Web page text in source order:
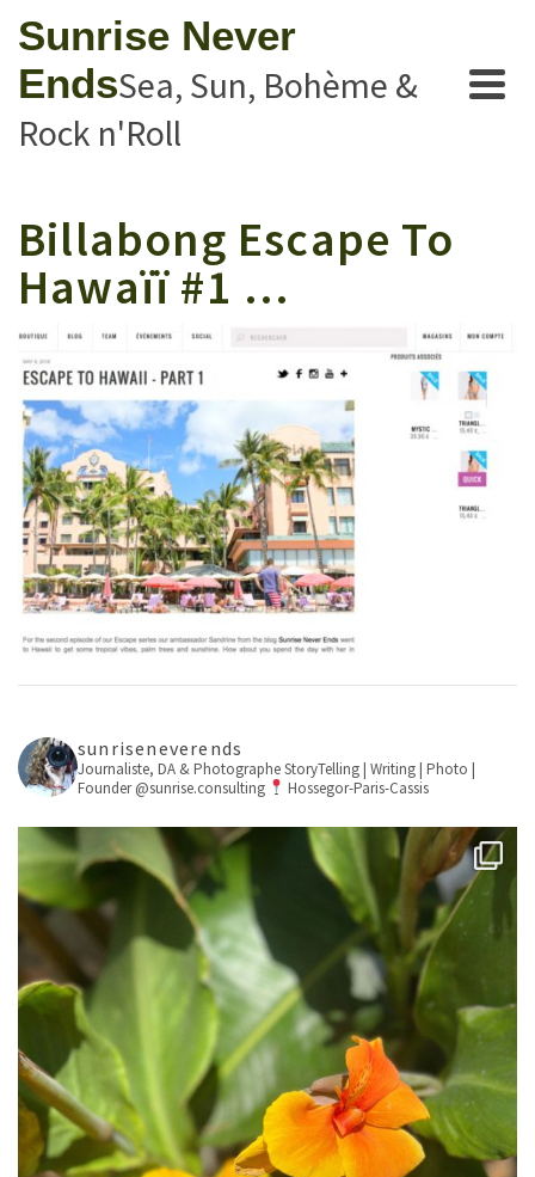
Sunrise Never
EndsSea, Sun, Bohème &
Rock n'Roll
Billabong Escape To
Hawaïï #1 …
sunriseneverends
Journaliste, DA & PhotographeStoryTelling | Writing | Photo |
Founder @sunrise.consulting
Hossegor-Paris-Cassis